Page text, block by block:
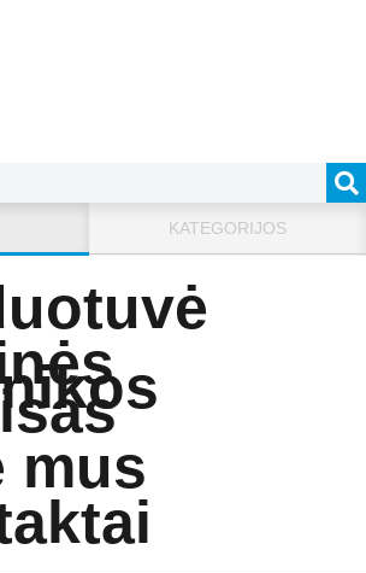
KATEGORIJOS
mus